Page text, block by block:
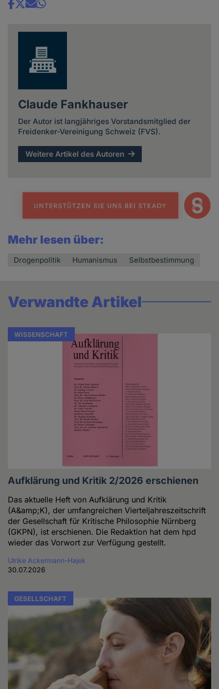
Share
Claude Fankhauser
Der Autor ist langjähriges Vorstandsmitglied der
Freidenker-Vereinigung Schweiz (FVS).
Weitere Artikel des Autoren
Mehr lesen über:
Drogenpolitik Humanismus Selbstbestimmung
Verwandte Artikel
WISSENSCHAFT
Aufklärung und Kritik 2/2026 erschienen
Das aktuelle Heft von Aufklärung und Kritik
(A&amp;K), der umfangreichen Vierteljahreszeitschrift
der Gesellschaft für Kritische Philosophie Nürnberg
(GKPN), ist erschienen. Die Redaktion hat dem hpd
wieder das Vorwort zur Verfügung gestellt.
Ulrike Ackermann-Hajek
30.07.2026
GESELLSCHAFT